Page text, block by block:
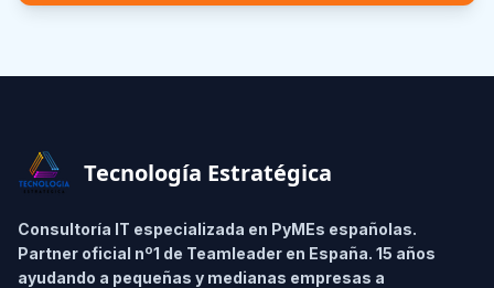
Tecnología Estratégica
Consultoría IT especializada en PyMEs españolas.
Partner oficial nº1 de Teamleader en España. 15 años
ayudando a pequeñas y medianas empresas a